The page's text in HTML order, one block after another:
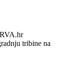
RVA.hr
tribine na